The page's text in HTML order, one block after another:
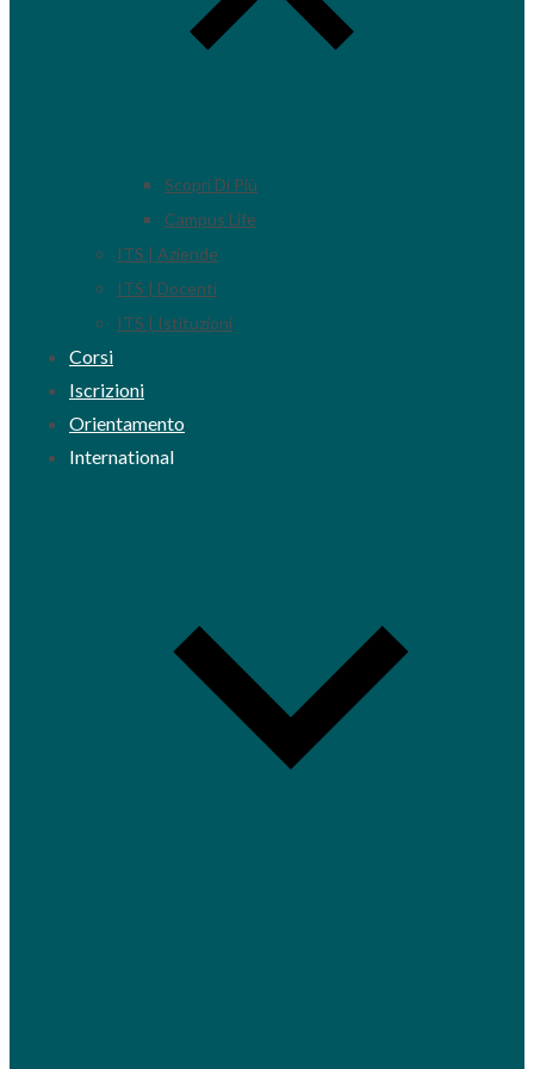
Scopri Di Più
Campus Life
ITS | Aziende
ITS | Docenti
ITS | Istituzioni
Corsi
Iscrizioni
Orientamento
International